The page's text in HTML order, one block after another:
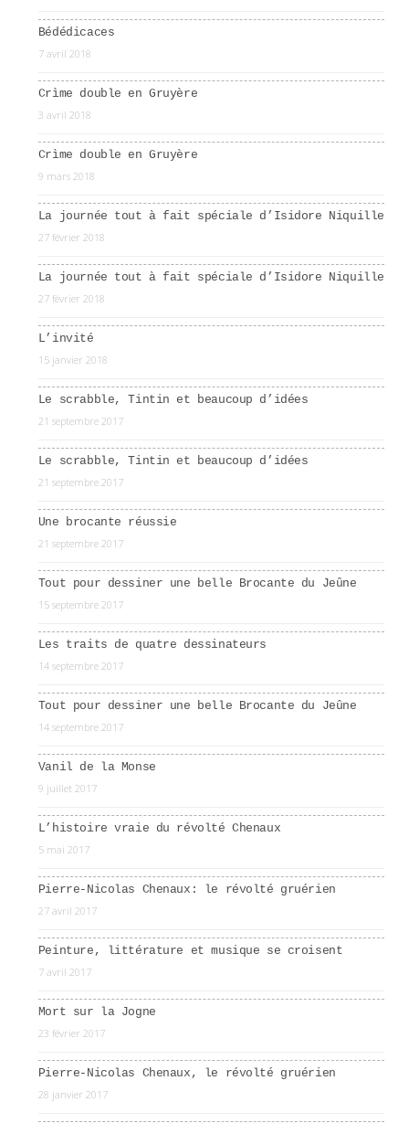
Bédédicaces
7 avril 2018
Crìme double en Gruyère
3 avril 2018
Crìme double en Gruyère
9 mars 2018
La journée tout à fait spéciale d’Isidore Niquille
27 février 2018
La journée tout à fait spéciale d’Isidore Niquille
27 février 2018
L’invité
15 janvier 2018
Le scrabble, Tintin et beaucoup d’idées
21 septembre 2017
Le scrabble, Tintin et beaucoup d’idées
21 septembre 2017
Une brocante réussie
21 septembre 2017
Tout pour dessiner une belle Brocante du Jeûne
15 septembre 2017
Les traits de quatre dessinateurs
14 septembre 2017
Tout pour dessiner une belle Brocante du Jeûne
14 septembre 2017
Vanil de la Monse
9 juillet 2017
L’histoire vraie du révolté Chenaux
5 mai 2017
Pierre-Nicolas Chenaux: le révolté gruérien
27 avril 2017
Peinture, littérature et musique se croisent
7 avril 2017
Mort sur la Jogne
23 février 2017
Pierre-Nicolas Chenaux, le révolté gruérien
28 janvier 2017